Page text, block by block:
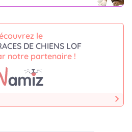
le
DE CHIENS LOF
notre partenaire !